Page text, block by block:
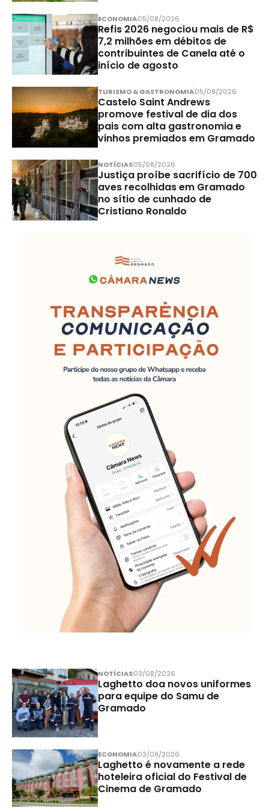
ECONOMIA05/08/2026
Refis 2026 negociou mais de R$
7,2 milhões em débitos de
contribuintes de Canela até o
início de agosto
TURISMO & GASTRONOMIA05/08/2026
Castelo Saint Andrews
promove festival de dia dos
pais com alta gastronomia e
vinhos premiados em Gramado
NOTÍCIAS05/08/2026
Justiça proíbe sacrifício de 700
aves recolhidas em Gramado
no sítio de cunhado de
Cristiano Ronaldo
NOTÍCIAS03/08/2026
Laghetto doa novos uniformes
para equipe do Samu de
Gramado
ECONOMIA03/08/2026
Laghetto é novamente a rede
hoteleira oficial do Festival de
Cinema de Gramado